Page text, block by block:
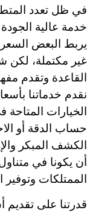
في ظل تعدد
خدمة عالية
يربط البعض
غير مكتملة، لكن
القاعدة وتقدم
نقدم خدماتنا
الخيارات
حساب الدقة أو
الكشف المبكر
أن يكونا في
الممتلكات
قدرتنا على تقديم